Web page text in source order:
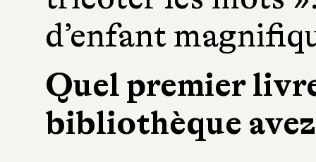
d’enfant
Quel premier
bibliothèque